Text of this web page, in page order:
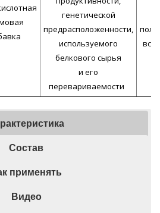
генетической
предрасположенности,
используемого
белкового сырья
и его
перевариваемости
Состав
применять
Видео